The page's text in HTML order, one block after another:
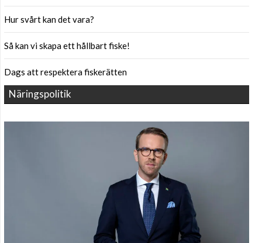
Hur svårt kan det vara?
Så kan vi skapa ett hållbart fiske!
Dags att respektera fiskerätten
Näringspolitik